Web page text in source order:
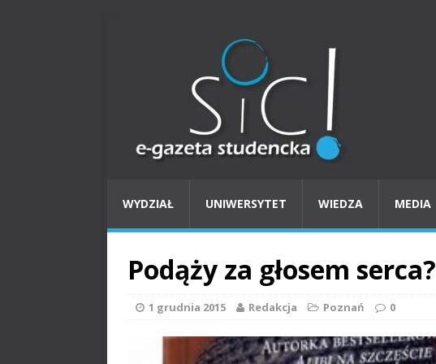
WYDZIAŁ UNIWERSYTET WIEDZA MEDIA
Podąży za głosem serca?
1 grudnia 2015 Redakcja Poznań 0